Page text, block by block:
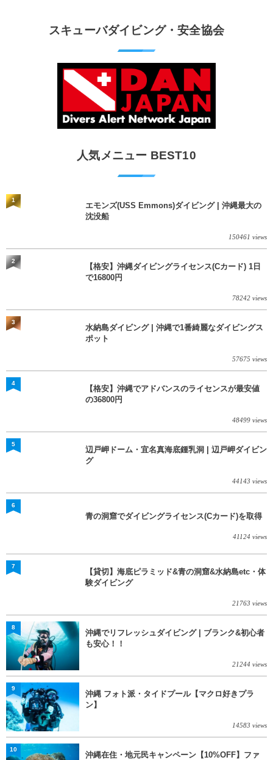
らのんびりダイビングを楽しめます...
スキューバダイビング・安全協会
人気メニュー BEST10
エモンズ(USS Emmons)ダイビング | 沖縄最大の
沈没船
150461 views
1
【格安】沖縄ダイビングライセンス(Cカード) 1日
で16800円
78242 views
2
水納島ダイビング | 沖縄で1番綺麗なダイビングス
ポット
57675 views
3
【格安】沖縄でアドバンスのライセンスが最安値
の36800円
48499 views
4
辺戸岬ドーム・宜名真海底鍾乳洞 | 辺戸岬ダイビン
グ
44143 views
5
青の洞窟でダイビングライセンス(Cカード)を取得
41124 views
6
【貸切】海底ピラミッド&青の洞窟&水納島etc・体
験ダイビング
21763 views
7
沖縄でリフレッシュダイビング | ブランク&初心者
も安心！！
21244 views
8
沖縄 フォト派・タイドプール【マクロ好きプラ
ン】
14583 views
9
沖縄在住・地元民キャンペーン【10%OFF】ファ
10